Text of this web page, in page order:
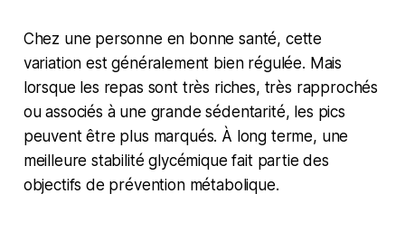
Chez une personne en bonne santé, cette
variation est généralement bien régulée. Mais
lorsque les repas sont très riches, très rapprochés
ou associés à une grande sédentarité, les pics
peuvent être plus marqués. À long terme, une
meilleure stabilité glycémique fait partie des
objectifs de prévention métabolique.